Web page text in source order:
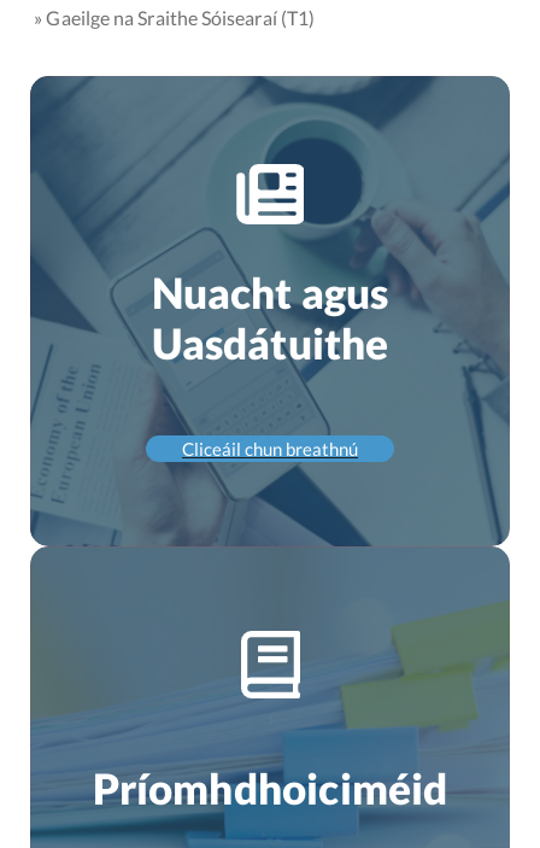
Gaeilge na Sraithe Sóisearaí (T1)
Nuacht agus
Uasdátuithe
Cliceáil chun breathnú
Príomhdhoiciméid